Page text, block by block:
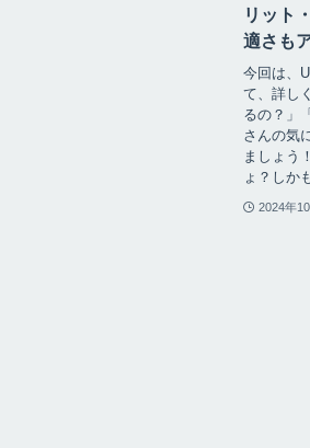
リット
適さも
今回は、
て、詳し
るの？」
さんの気
ましょう
ょ？しか
2024年